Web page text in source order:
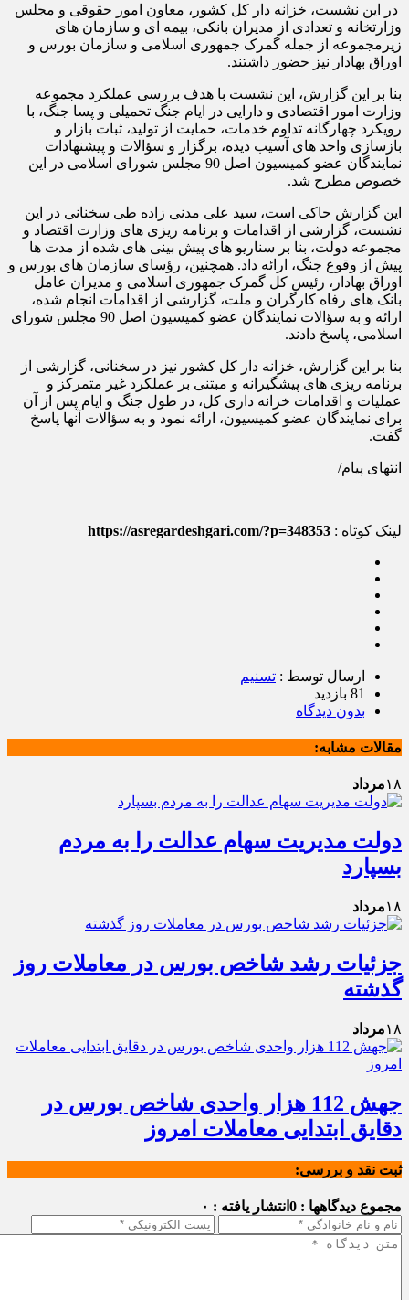
در این نشست، خزانه دار کل کشور، معاون امور حقوقی و مجلس
وزارتخانه و تعدادی از مدیران بانکی، بیمه ای و سازمان های
زیرمجموعه از جمله گمرک جمهوری اسلامی و سازمان بورس و
اوراق بهادار نیز حضور داشتند.
بنا بر این گزارش، این نشست با هدف بررسی عملکرد مجموعه
وزارت امور اقتصادی و دارایی در ایام جنگ تحمیلی و پسا جنگ، با
رویکرد چهارگانه تداوم خدمات، حمایت از تولید، ثبات بازار و
بازسازی واحد های آسیب دیده، برگزار و سؤالات و پیشنهادات
نمایندگان عضو کمیسیون اصل 90 مجلس شورای اسلامی در این
خصوص مطرح شد.
این گزارش حاکی است، سید علی مدنی زاده طی سخنانی در این
نشست، گزارشی از اقدامات و برنامه ریزی های وزارت اقتصاد و
مجموعه دولت، بنا بر سناریو های پیش بینی های شده از مدت ها
پیش از وقوع جنگ، ارائه داد. همچنین، رؤسای سازمان های بورس و
اوراق بهادار، رئیس کل گمرک جمهوری اسلامی و مدیران عامل
بانک های رفاه کارگران و ملت، گزارشی از اقدامات انجام شده،
ارائه و به سؤالات نمایندگان عضو کمیسیون اصل 90 مجلس شورای
اسلامی، پاسخ دادند.
بنا بر این گزارش، خزانه دار کل کشور نیز در سخنانی، گزارشی از
برنامه ریزی های پیشگیرانه و مبتنی بر عملکرد غیر متمرکز و
عملیات و اقدامات خزانه داری کل، در طول جنگ و ایام پس از آن
برای نمایندگان عضو کمیسیون، ارائه نمود و به سؤالات آنها پاسخ
گفت.
انتهای پیام/
لینک کوتاه : https://asregardeshgari.com/?p=348353
ارسال توسط : تسنیم
81 بازدید
بدون دیدگاه
مقالات مشابه:
۱۸مرداد
دولت مدیریت سهام عدالت را به مردم
بسپارد
۱۸مرداد
جزئیات رشد شاخص بورس در معاملات روز
گذشته
۱۸مرداد
جهش 112 هزار واحدی شاخص بورس در
دقایق ابتدایی معاملات امروز
ثبت نقد و بررسی:
مجموع دیدگاهها : 0 انتشار یافته : ۰